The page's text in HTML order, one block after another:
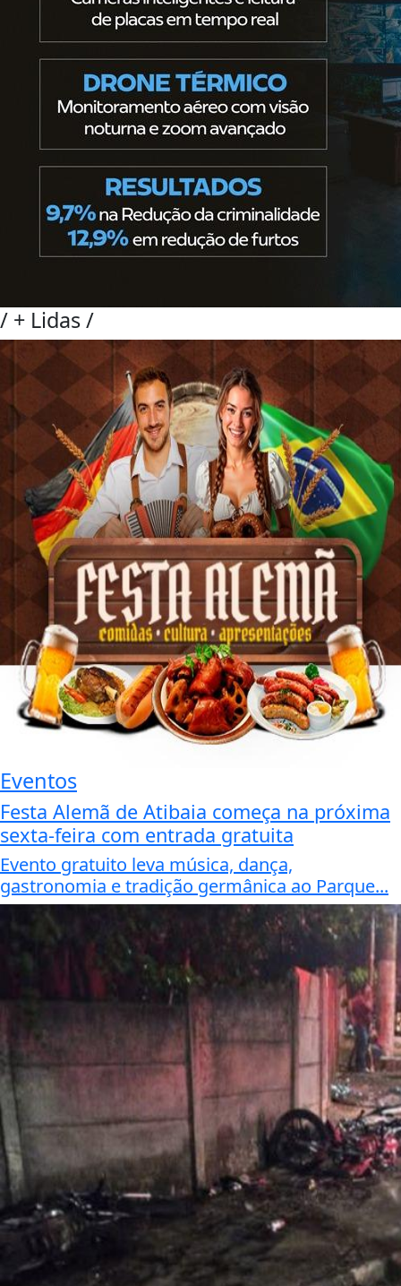
/ + Lidas/
Eventos
Festa Alemã de Atibaia começa na próxima
sexta-feira com entrada gratuita
Evento gratuito leva música, dança,
gastronomia e tradição germânica ao Parque...